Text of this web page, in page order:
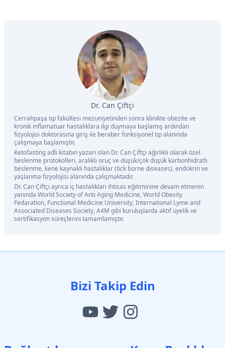
Dr. Can Çiftçi
Cerrahpaşa tıp fakültesi mezuniyetinden sonra klinikte obezite ve
kronik inflamatuar hastalıklara ilgi duymaya başlamış ardından
fizyolojisi doktorasına giriş ile beraber fonksiyonel tıp alanında
çalışmaya başlamıştır.
Ketofasting adlı kitabın yazarı olan Dr. Can Çiftçi ağırlıklı olarak özel
beslenme protokolleri, aralıklı oruç ve düşük/çok düşük karbonhidratlı
beslenme, kene kaynaklı hastalıklar (tick borne diseases), endokrin ve
yaşlanma fizyolojisi alanında çalışmaktadır.
Dr. Can Çiftçi ayrıca iç hastalıkları ihtisas eğitiminine devam etmenin
yanında World Society of Anti Aging Medicine, World Obesity
Fedaration, Functional Medicine University, International Lyme and
Associated Diseases Society, A4M gibi kuruluşlarda aktif üyelik ve
sertifikasyon süreçlerini tamamlamıştır.
Bizi Takip Edin